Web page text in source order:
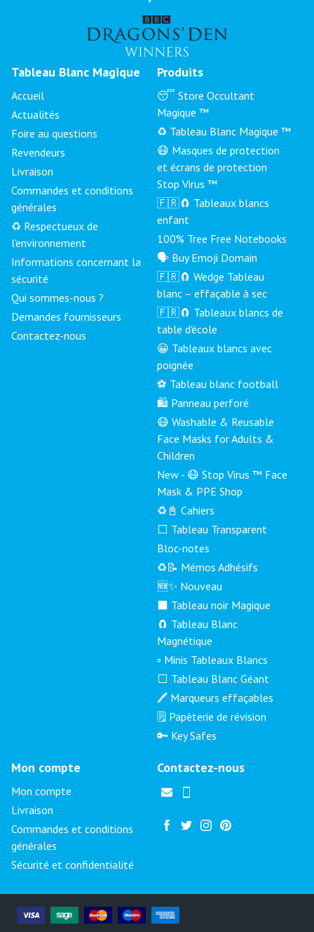
Tableau Blanc Magique
Accueil
Actualités
Foire au questions
Revendeurs
Livraison
Commandes et conditions
générales
♻️ Respectueux de
l'environnement
Informations concernant la
sécurité
Qui sommes-nous ?
Demandes fournisseurs
Contactez-nous
Produits
😴 Store Occultant
Magique ™
♻️ Tableau Blanc Magique ™
😷 Masques de protection
et écrans de protection
Stop Virus ™
🇫🇷🧲 Tableaux blancs
enfant
100% Tree Free Notebooks
🗣 Buy Emoji Domain
🇫🇷🧲 Wedge Tableau
blanc – effaçable à sec
🇫🇷🧲 Tableaux blancs de
table d'école
😀 Tableaux blancs avec
poignée
⚽ Tableau blanc football
🛍️ Panneau perforé
😷 Washable & Reusable
Face Masks for Adults &
Children
New - 😷 Stop Virus ™ Face
Mask & PPE Shop
♻️📓 Cahiers
⬜ Tableau Transparent
Bloc-notes
♻️📝 Mémos Adhésifs
🆕✨ Nouveau
⬛ Tableau noir Magique
🧲 Tableau Blanc
Magnétique
▫️ Minis Tableaux Blancs
⬜ Tableau Blanc Géant
🖊️ Marqueurs effaçables
🗒️ Papèterie de révision
🔑 Key Safes
Mon compte
Mon compte
Livraison
Commandes et conditions
générales
Sécurité et confidentialité
Contactez-nous